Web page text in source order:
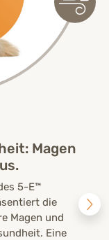
Magen
5-E™
die
Magen und
Eine